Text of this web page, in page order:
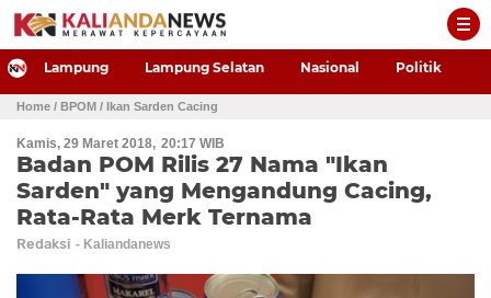
-->
Lampung Lampung Selatan Nasional Politik
Home / BPOM / Ikan Sarden Cacing
Kamis, 29 Maret 2018 20:17 WIB
Badan POM Rilis 27 Nama "Ikan
Sarden" yang Mengandung Cacing,
Rata-Rata Merk Ternama
Redaksi